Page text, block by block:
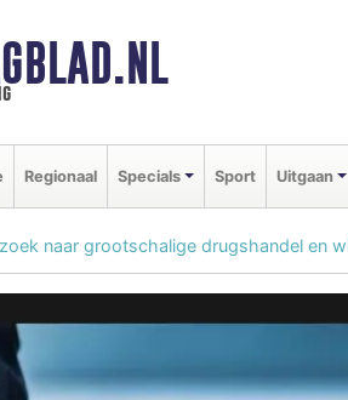
Regionaal Specials Sport Uitgaan
naar grootschalige drugshandel en